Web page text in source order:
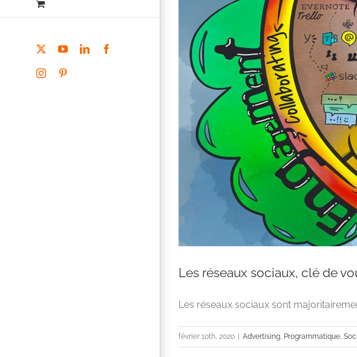
YouTubeLinkedIn
Instagram
Les réseaux sociaux, clé de
Les réseaux sociaux sont
février 10th, 2020 Advertising, Programmatique,